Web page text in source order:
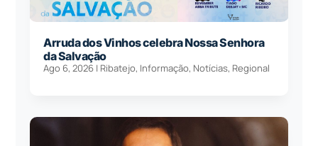
Arruda dos Vinhos celebra Nossa Senhora
da Salvação
Ago 6, 2026 | Ribatejo, Informação, Notícias, Regional